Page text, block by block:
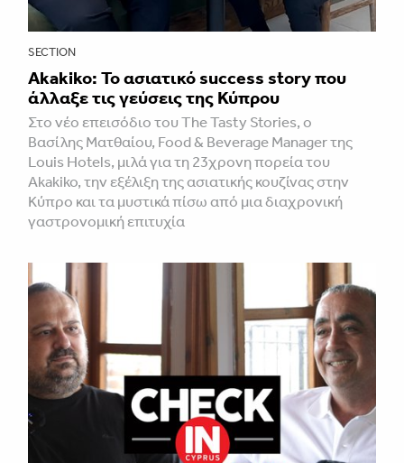
SECTION
Akakiko: Το ασιατικό success story που
άλλαξε τις γεύσεις της Κύπρου
Στο νέο επεισόδιο του The Tasty Stories, ο
Βασίλης Ματθαίου, Food & Beverage Manager της
Louis Hotels, μιλά για τη 23χρονη πορεία του
Akakiko, την εξέλιξη της ασιατικής κουζίνας στην
Κύπρο και τα μυστικά πίσω από μια διαχρονική
γαστρονομική επιτυχία